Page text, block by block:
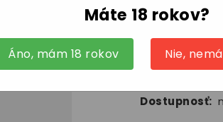
Dostupnosť:
Máte 18 rokov?
Áno, mám 18 rokov Nie,